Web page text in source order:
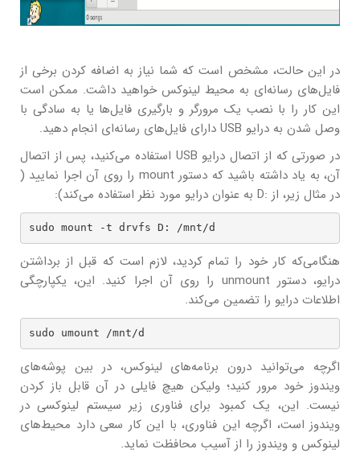
در این حالت، مشخص است که شما نیاز به اضافه کردن برخی از
فایل‌های رسانه‌ای به محیط لینوکس خواهید داشت. ممکن است
این کار را با نصب یک مرورگر و بارگیری فایل‌ها یا به سادگی با
وصل شدن به درایو USB دارای فایل‌های رسانه‌ای انجام دهید.
در صورتی که از اتصال درایو USB استفاده می‌کنید، پس از اتصال
آن، به یاد داشته باشید که دستور mount را روی آن اجرا نمایید (
در مثال زیر، از :D به عنوان درایو مورد نظر استفاده می‌کند):
sudo mount -t drvfs D: /mnt/d
هنگامی‌که کار خود را تمام کردید، لازم است که قبل از برداشتن
درایو، دستور unmount را روی آن اجرا کنید. این، یکپارچگی
اطلاعات درایو را تضمین می‌کند.
sudo umount /mnt/d
اگرچه می‌توانید درون برنامه‌های لینوکس، در بین پوشه‌های
ویندوز خود مرور کنید؛ ولیکن هیچ فایلی در آن قابل باز کردن
نیست. این، یک کمبود برای فناوری زیر سیستم لینوکسی در
ویندوز است، اگرچه این فناوری، با این کار سعی دارد محیط‌های
لینوکس و ویندوز را از آسیب محافظت نماید.